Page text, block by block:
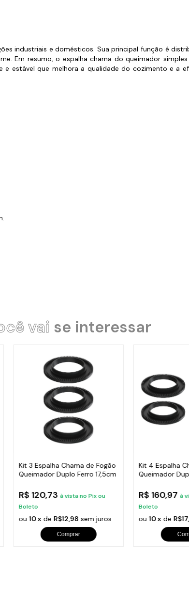
industriais e domésticos. Sua principal função é
Em resumo, o espalha chama do queimador
estável que melhora a qualidade do cozimento e a
vai se interessar
Kit 3 Espalha Chama de Fogão
Queimador Duplo Ferro 17,5cm
R$ 120,73 à vista no Pix ou
Boleto
ou10 x de R$12,98 sem juros
Comprar
Kit 4 Espalha
Queimador
R$ 160,97à
Boleto
ou10 x de